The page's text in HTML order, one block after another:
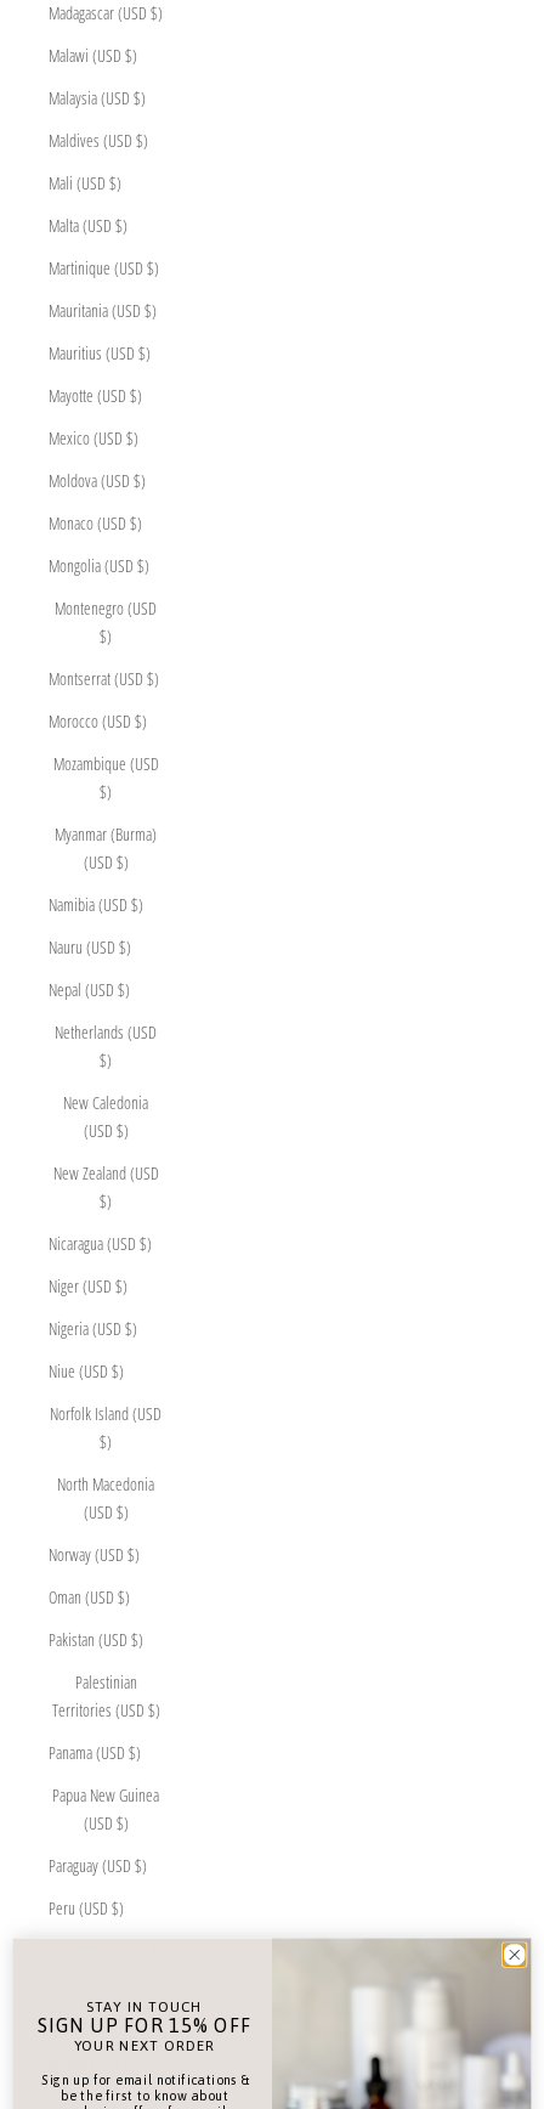
Madagascar (USD $)
Malawi (USD $)
Malaysia (USD $)
Maldives (USD $)
Mali (USD $)
Malta (USD $)
Martinique (USD $)
Mauritania (USD $)
Mauritius (USD $)
Mayotte (USD $)
Mexico (USD $)
Moldova (USD $)
Monaco (USD $)
Mongolia (USD $)
Montenegro (USD
$)
Montserrat (USD $)
Morocco (USD $)
Mozambique (USD
$)
Myanmar (Burma)
(USD $)
Namibia (USD $)
Nauru (USD $)
Nepal (USD $)
Netherlands (USD
$)
New Caledonia
(USD $)
New Zealand (USD
$)
Nicaragua (USD $)
Niger (USD $)
Nigeria (USD $)
Niue (USD $)
Norfolk Island (USD
$)
North Macedonia
(USD $)
Norway (USD $)
Oman (USD $)
Pakistan (USD $)
Palestinian
Territories (USD $)
Panama (USD $)
Papua New Guinea
(USD $)
Paraguay (USD $)
Peru (USD $)
(USD $)
STAY IN TOUCH
SIGN UP FOR 15% OFF
YOUR NEXT ORDER
Sign up for email notifications &
be the first to know about